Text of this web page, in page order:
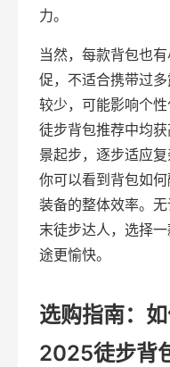
力。
当然，每款背包也
促，不适合携带过
较少，可能影响个
徒步背包推荐中均
景起步，逐步适应复
你可以看到背包如
装备的整体效率。
末徒步达人，选择
途更愉快。
选购指南：
2025徒步背